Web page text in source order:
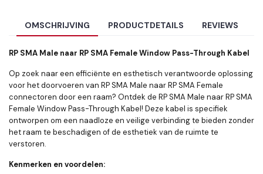
OMSCHRIJVING PRODUCTDETAILS REVIEWS
RP SMA Male naar RP SMA Female Window Pass-Through Kabel
Op zoek naar een efficiënte en esthetisch verantwoorde oplossing
voor het doorvoeren van RP SMA Male naar RP SMA Female
connectoren door een raam? Ontdek de RP SMA Male naar RP SMA
Female Window Pass-Through Kabel! Deze kabel is specifiek
ontworpen om een naadloze en veilige verbinding te bieden zonder
het raam te beschadigen of de esthetiek van de ruimte te
verstoren.
Kenmerken en voordelen: